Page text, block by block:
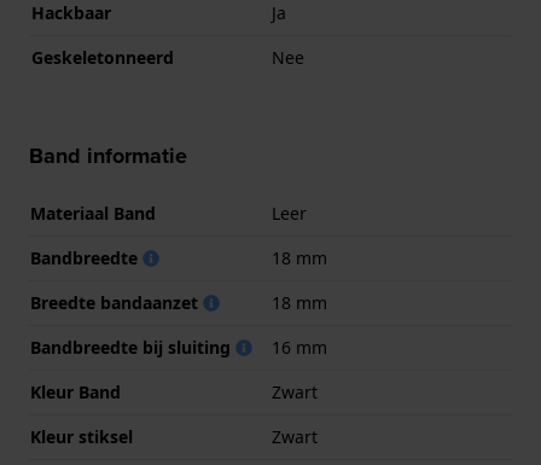
Hackbaar
Ja
Geskeletonneerd
Nee
Band informatie
Materiaal Band
Leer
Bandbreedte
18 mm
Breedte bandaanzet
18 mm
Bandbreedte bij sluiting
16 mm
Kleur Band
Zwart
Kleur stiksel
Zwart